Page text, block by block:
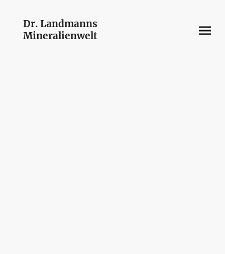
Dr. Landmanns
Mineralienwelt